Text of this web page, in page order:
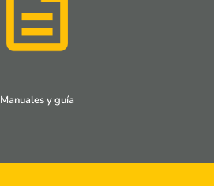
Manuales y guía